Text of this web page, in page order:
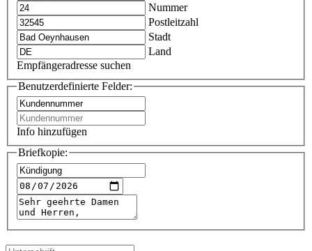
Nummer
Postleitzahl
Stadt
Land
Empfängeradresse suchen
Benutzerdefinierte Felder:
Info hinzufügen
Briefkopie: